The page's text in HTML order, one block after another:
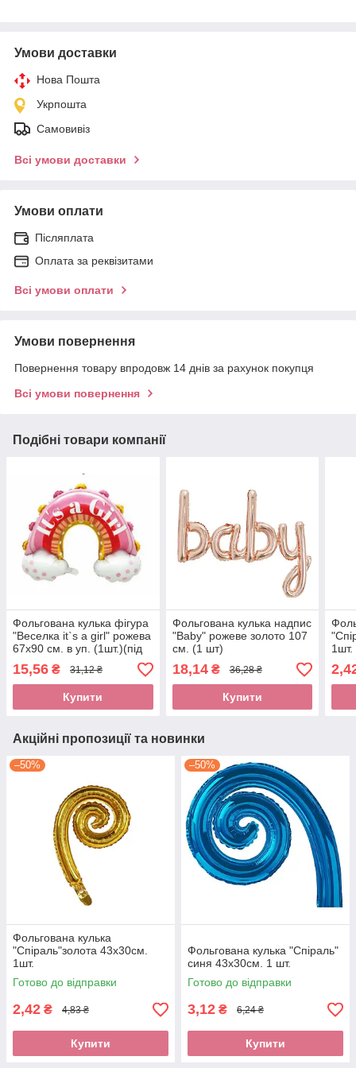
Умови доставки
Нова Пошта
Укрпошта
Самовивіз
Всі умови доставки
Умови оплати
Післяплата
Оплата за реквізитами
Всі умови оплати
Умови повернення
Повернення товару впродовж 14 днів за рахунок покупця
Всі умови повернення
Подібні товари компанії
Фольгована кулька фігура
"Веселка it`s a girl" рожева
67х90 см. в уп. (1шт.)(під
повітря)
15,56 ₴ 31,12 ₴
Купити
Фольгована кулька надпис
"Baby" рожеве золото 107
см. (1 шт)
18,14₴ 36,28 ₴
Купити
1шт.
Акційні пропозиції та новинки
–50%
Фольгована кулька
"Спіраль"золота 43х30см.
1шт.
Готово до відправки
2,42 ₴ 4,83 ₴
Купити
–50%
Фольгована кулька "Спіраль"
синя 43х30см. 1 шт.
Готово до відправки
3,12 ₴ 6,24 ₴
Купити